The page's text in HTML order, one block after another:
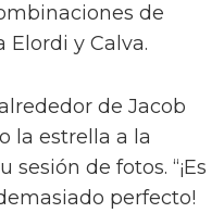
de
Elordi y Calva.
de Jacob
la estrella a la
de fotos. “¡Es
perfecto!